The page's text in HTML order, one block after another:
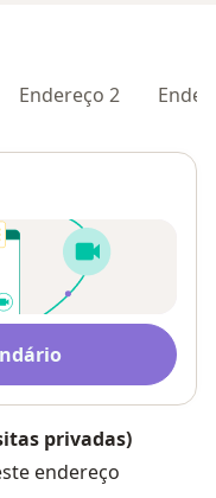
Endereço 2
privadas)
endereço